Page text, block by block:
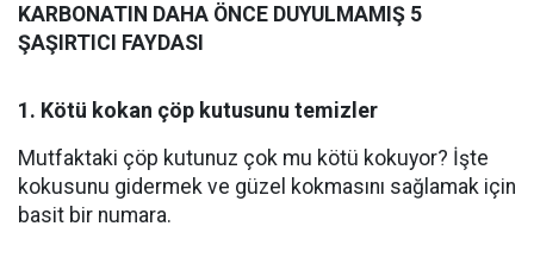
KARBONATIN DAHA ÖNCE DUYULMAMIŞ 5
ŞAŞIRTICI FAYDASI
1. Kötü kokan çöp kutusunu temizler
Mutfaktaki çöp kutunuz çok mu kötü kokuyor? İşte
kokusunu gidermek ve güzel kokmasını sağlamak için
basit bir numara.